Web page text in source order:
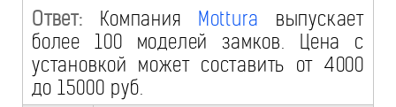
Ответ: Компания Mottura выпускает
более 100 моделей замков. Цена с
установкой может составить от 4000
до 15000 руб.